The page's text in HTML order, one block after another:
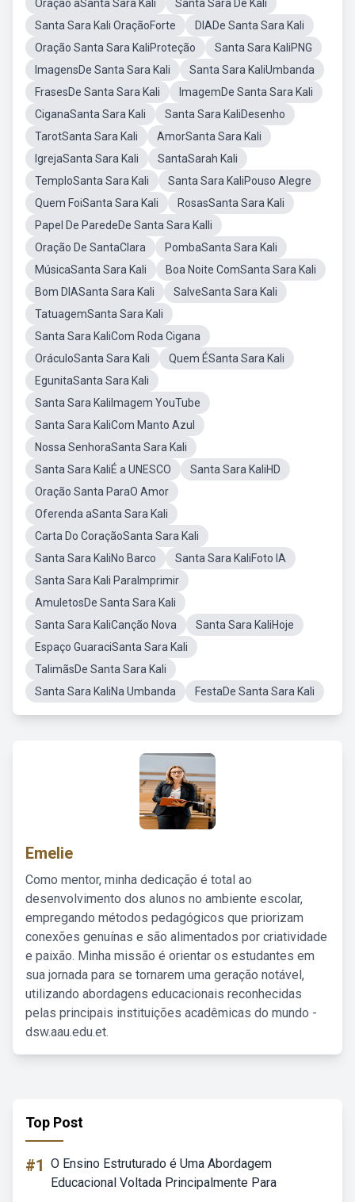
Oração aSanta Sara Kali
Santa Sara De Kali
Santa Sara Kali OraçãoForte
DIADe Santa Sara Kali
Oração Santa Sara KaliProteção
Santa Sara KaliPNG
ImagensDe Santa Sara Kali
Santa Sara KaliUmbanda
FrasesDe Santa Sara Kali
ImagemDe Santa Sara Kali
CiganaSanta Sara Kali
Santa Sara KaliDesenho
TarotSanta Sara Kali
AmorSanta Sara Kali
IgrejaSanta Sara Kali
SantaSarah Kali
TemploSanta Sara Kali
Santa Sara KaliPouso Alegre
Quem FoiSanta Sara Kali
RosasSanta Sara Kali
Papel De ParedeDe Santa Sara Kalli
Oração De SantaClara
PombaSanta Sara Kali
MúsicaSanta Sara Kali
Boa Noite ComSanta Sara Kali
Bom DIASanta Sara Kali
SalveSanta Sara Kali
TatuagemSanta Sara Kali
Santa Sara KaliCom Roda Cigana
OráculoSanta Sara Kali
Quem ÉSanta Sara Kali
EgunitaSanta Sara Kali
Santa Sara KaliImagem YouTube
Santa Sara KaliCom Manto Azul
Nossa SenhoraSanta Sara Kali
Santa Sara KaliÉ a UNESCO
Santa Sara KaliHD
Oração Santa ParaO Amor
Oferenda aSanta Sara Kali
Carta Do CoraçãoSanta Sara Kali
Santa Sara KaliNo Barco
Santa Sara KaliFoto IA
Santa Sara Kali ParaImprimir
AmuletosDe Santa Sara Kali
Santa Sara KaliCanção Nova
Santa Sara KaliHoje
Espaço GuaraciSanta Sara Kali
TalimãsDe Santa Sara Kali
Santa Sara KaliNa Umbanda
FestaDe Santa Sara Kali
Emelie
Como mentor, minha dedicação é total ao
desenvolvimento dos alunos no ambiente escolar,
empregando métodos pedagógicos que priorizam
conexões genuínas e são alimentados por criatividade
e paixão. Minha missão é orientar os estudantes em
sua jornada para se tornarem uma geração notável,
utilizando abordagens educacionais reconhecidas
pelas principais instituições acadêmicas do mundo -
dsw.aau.edu.et.
Top Post
#1 O Ensino Estruturado é Uma Abordagem
Educacional Voltada Principalmente Para